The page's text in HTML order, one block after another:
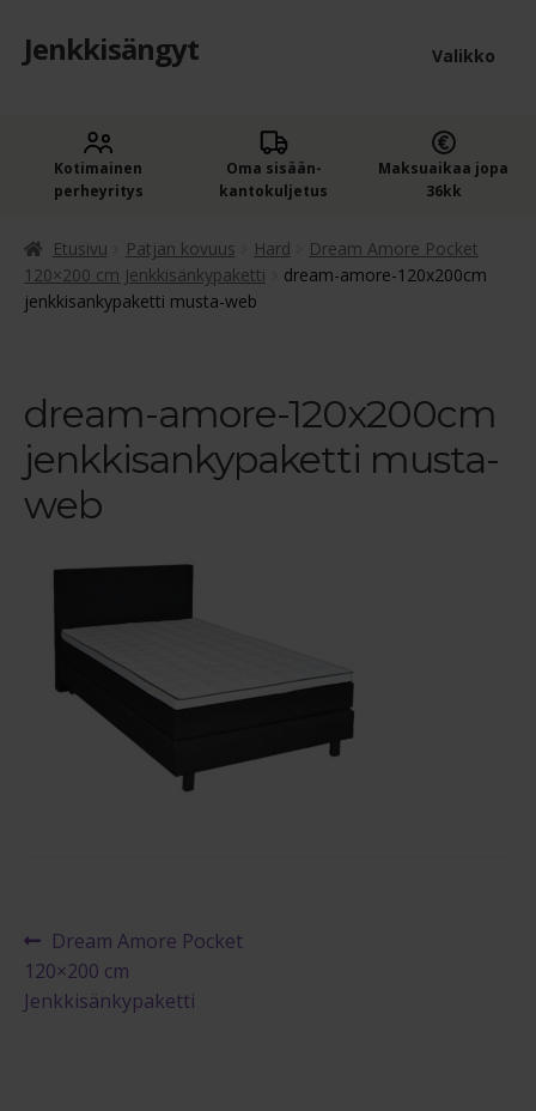
Siirry
navigointiin
Siirry
sisältöön
Jenkkisängyt Valikko
Jenkkisängyt
Oheistuotteet
Ostoskori
Jenkkisängyn ostajan opas
Yleiset ehdot
Blogi – Jenkkisänky
Kotimainen
perheyritys
Oma sisään­
kantokuljetus
Maksuaikaa jopa
36kk
Etusivu Patjan kovuus Hard
Dream Amore Pocket
120×200 cm Jenkkisänkypaketti
dream-amore-120x200cm
jenkkisankypaketti musta-web
dream-amore-120x200cm
jenkkisankypaketti musta-
web
Artikkelien
selaus
Edellinen
artikkeli
Dream Amore Pocket
120×200 cm
Jenkkisänkypaketti